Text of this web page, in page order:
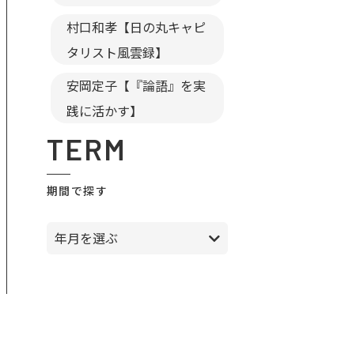
村口和孝【日の丸キャピ
タリスト風雲録】
安岡定子【『論語』を実
践に活かす】
TERM
期間で探す
年月を選ぶ